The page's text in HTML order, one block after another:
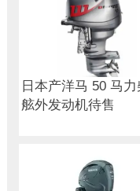
日本产洋马 50 马力
舷外发动机待售